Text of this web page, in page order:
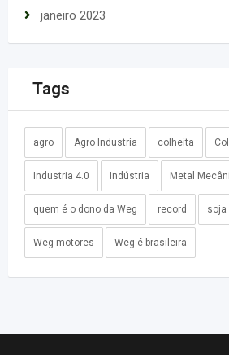
janeiro 2023
Tags
agro Agro Industria colheita
Industria 4.0 Indústria Metal
quem é o dono da Weg record soja
Weg motores Weg é brasileira